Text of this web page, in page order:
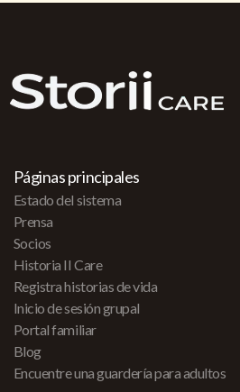
Páginas principales
Estado del sistema
Prensa
Socios
Historia II Care
Registra historias de vida
Inicio de sesión grupal
Portal familiar
Blog
Encuentre una guardería para adultos